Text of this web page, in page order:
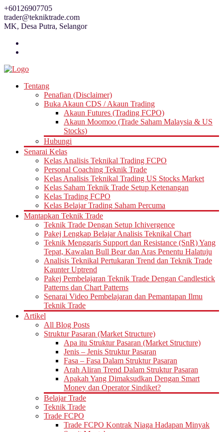
Skip
to
content
+60126907705
trader@tekniktrade.com
MK, Desa Putra, Selangor
Tentang
Penafian (Disclaimer)
Buka Akaun CDS / Akaun Trading
Akaun Futures (Trading FCPO)
Akaun Moomoo (Trade Saham Malaysia & US
Stocks)
Hubungi
Senarai Kelas
Kelas Analisis Teknikal Trading FCPO
Personal Coaching Teknik Trade
Kelas Analisis Teknikal Trading US Stocks Market
Kelas Saham Teknik Trade Setup Ketenangan
Kelas Trading FCPO
Kelas Belajar Trading Saham Percuma
Mantapkan Teknik Trade
Teknik Trade Dengan Setup Ichivergence
Pakej Lengkap Belajar Analisis Teknikal Chart
Teknik Menggaris Support dan Resistance (SnR) Yang
Tepat, Kawalan Bull Bear dan Aras Penentu Halatuju
Analisis Teknikal Pertukaran Trend dan Teknik Trade
Kaunter Uptrend
Pakej Pembelajaran Teknik Trade Dengan Candlestick
Patterns dan Chart Patterns
Senarai Video Pembelajaran dan Pemantapan Ilmu
Teknik Trade
Artikel
All Blog Posts
Struktur Pasaran (Market Structure)
Apa itu Struktur Pasaran (Market Structure)
Jenis – Jenis Struktur Pasaran
Fasa – Fasa Dalam Struktur Pasaran
Arah Aliran Trend Dalam Struktur Pasaran
Apakah Yang Dimaksudkan Dengan Smart
Money dan Operator Sindiket?
Belajar Trade
Teknik Trade
Trade FCPO
Trade FCPO Kontrak Niaga Hadapan Minyak